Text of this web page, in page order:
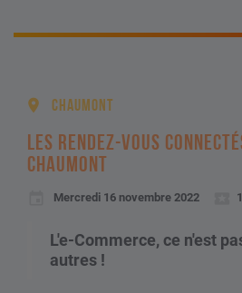
CHAUMONT
LES RENDEZ-VOUS
CHAUMONT
Mercredi 16 novembre 2022
L'e-Commerce, ce n'est
autres !